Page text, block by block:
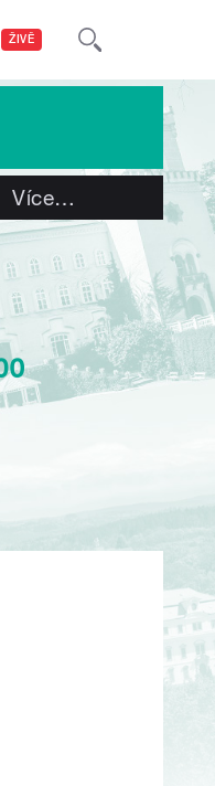
ŽIVĚ
Více…